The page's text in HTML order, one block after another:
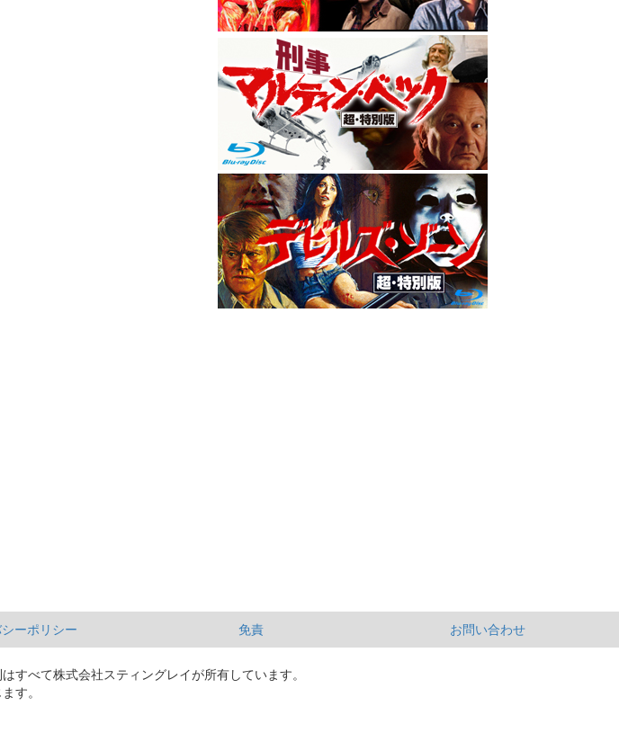
ーポリシー 免責 お問い合わせ
すべて株式会社スティングレイが所有しています。
す。